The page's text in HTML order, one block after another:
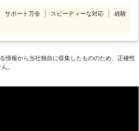
が出来るので、忙しい現代人にとって
えて弊社では皆様にご満足いただける
はぜひ一度弊社までご相談ください。
サポート万全 スピーディーな対応
経験
情報から当社独⾃に収集したもののため、正確性
。